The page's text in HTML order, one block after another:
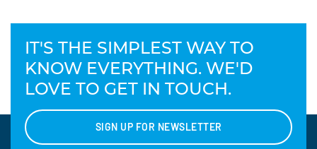
IT'S THE SIMPLEST WAY TO
KNOW EVERYTHING. WE'D
LOVE TO GET IN TOUCH.
SIGN UP FOR NEWSLETTER